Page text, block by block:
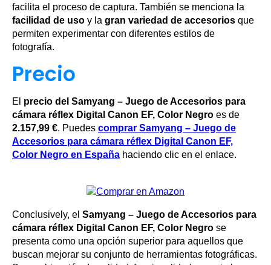
facilita el proceso de captura. También se menciona la
facilidad de uso y la gran variedad de accesorios que
permiten experimentar con diferentes estilos de
fotografía.
Precio
El precio del Samyang – Juego de Accesorios para
cámara réflex Digital Canon EF, Color Negro es de
2.157,99 €. Puedes comprar Samyang – Juego de
Accesorios para cámara réflex Digital Canon EF,
Color Negro en España haciendo clic en el enlace.
Conclusively, el Samyang – Juego de Accesorios para
cámara réflex Digital Canon EF, Color Negro se
presenta como una opción superior para aquellos que
buscan mejorar su conjunto de herramientas fotográficas.